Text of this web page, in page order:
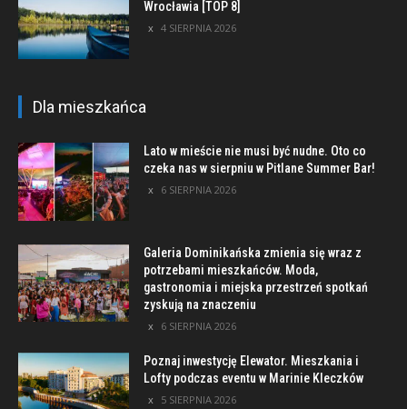
Wrocławia [TOP 8]
4 SIERPNIA 2026
Dla mieszkańca
Lato w mieście nie musi być nudne. Oto co
czeka nas w sierpniu w Pitlane Summer Bar!
6 SIERPNIA 2026
Galeria Dominikańska zmienia się wraz z
potrzebami mieszkańców. Moda,
gastronomia i miejska przestrzeń spotkań
zyskują na znaczeniu
6 SIERPNIA 2026
Poznaj inwestycję Elewator. Mieszkania i
Lofty podczas eventu w Marinie Kleczków
5 SIERPNIA 2026